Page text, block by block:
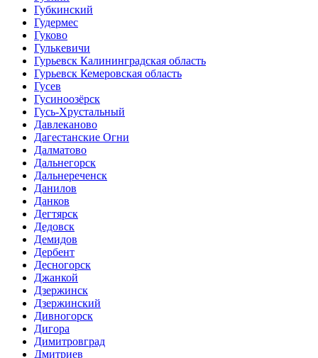
Губкинский
Гудермес
Гуково
Гулькевичи
Гурьевск Калининградская область
Гурьевск Кемеровская область
Гусев
Гусиноозёрск
Гусь-Хрустальный
Давлеканово
Дагестанские Огни
Далматово
Дальнегорск
Дальнереченск
Данилов
Данков
Дегтярск
Дедовск
Демидов
Дербент
Десногорск
Джанкой
Дзержинск
Дзержинский
Дивногорск
Дигора
Димитровград
Дмитриев